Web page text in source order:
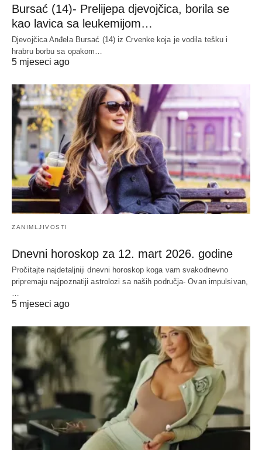
Bursać (14)- Prelijepa djevojčica, borila se
kao lavica sa leukemijom…
Djevojčica Anđela Bursać (14) iz Crvenke koja je vodila tešku i
hrabru borbu sa opakom…
5 mjeseci ago
ZANIMLJIVOSTI
Dnevni horoskop za 12. mart 2026. godine
Pročitajte najdetaljniji dnevni horoskop koga vam svakodnevno
pripremaju najpoznatiji astrolozi sa naših područja- Ovan impulsivan,
…
5 mjeseci ago